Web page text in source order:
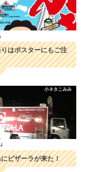
はポスターにもご注
小ネタこみみ
ピザーラが来た！